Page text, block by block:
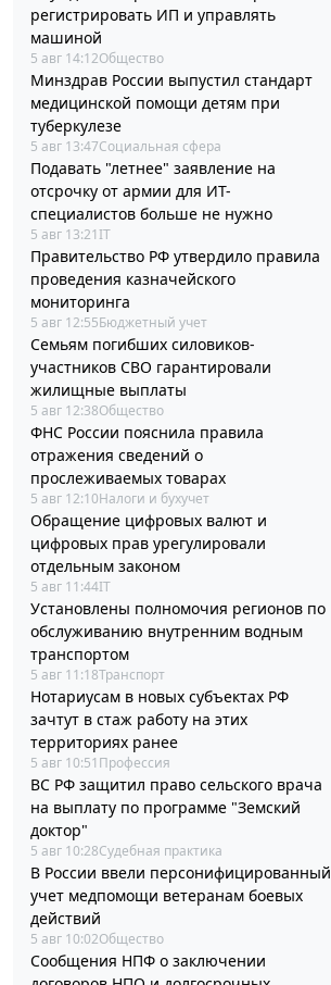
регистрировать ИП и управлять
машиной
5 авг 14:12Общество
Минздрав России выпустил стандарт
медицинской помощи детям при
туберкулезе
5 авг 13:47Социальная сфера
Подавать "летнее" заявление на
отсрочку от армии для ИТ-
специалистов больше не нужно
5 авг 13:21IT
Правительство РФ утвердило правила
проведения казначейского
мониторинга
5 авг 12:55Бюджетный учет
Семьям погибших силовиков-
участников СВО гарантировали
жилищные выплаты
5 авг 12:38Общество
ФНС России пояснила правила
отражения сведений о
прослеживаемых товарах
5 авг 12:10Налоги и бухучет
Обращение цифровых валют и
цифровых прав урегулировали
отдельным законом
5 авг 11:44IT
Установлены полномочия регионов по
обслуживанию внутренним водным
транспортом
5 авг 11:18Транспорт
Нотариусам в новых субъектах РФ
зачтут в стаж работу на этих
территориях ранее
5 авг 10:51 Профессия
ВС РФ защитил право сельского врача
на выплату по программе "Земский
доктор"
5 авг 10:28Судебная практика
В России ввели персонифицированный
учет медпомощи ветеранам боевых
действий
5 авг 10:02Общество
Сообщения НПФ о заключении